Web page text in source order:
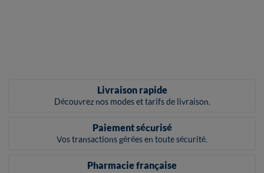
Livraison rapide
Découvrez nos modes et tarifs de livraison.
Paiement sécurisé
Vos transactions gérées en toute sécurité.
Pharmacie française